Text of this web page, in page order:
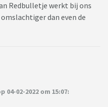
Redbulletje werkt bij ons
dan even de
02-2022 om 15:07: